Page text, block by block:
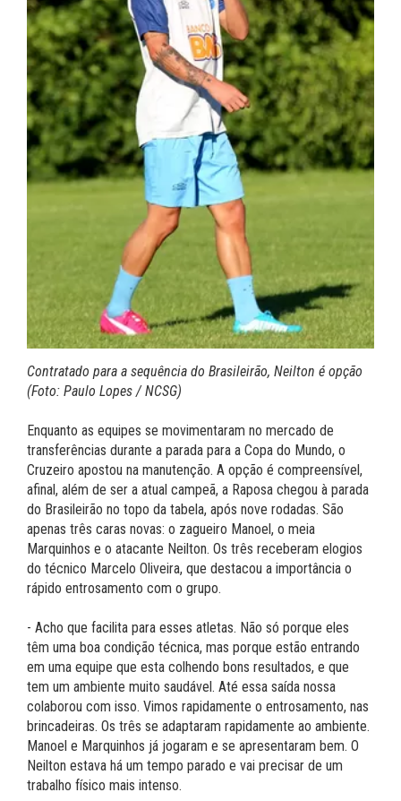
Contratado para a sequência do Brasileirão, Neilton é opção
(Foto: Paulo Lopes / NCSG)
Enquanto as equipes se movimentaram no mercado de
transferências durante a parada para a Copa do Mundo, o
Cruzeiro apostou na manutenção. A opção é compreensível,
afinal, além de ser a atual campeã, a Raposa chegou à parada
do Brasileirão no topo da tabela, após nove rodadas. São
apenas três caras novas: o zagueiro Manoel, o meia
Marquinhos e o atacante Neilton. Os três receberam elogios
do técnico Marcelo Oliveira, que destacou a importância o
rápido entrosamento com o grupo.
- Acho que facilita para esses atletas. Não só porque eles
têm uma boa condição técnica, mas porque estão entrando
em uma equipe que esta colhendo bons resultados, e que
tem um ambiente muito saudável. Até essa saída nossa
colaborou com isso. Vimos rapidamente o entrosamento, nas
brincadeiras. Os três se adaptaram rapidamente ao ambiente.
Manoel e Marquinhos já jogaram e se apresentaram bem. O
Neilton estava há um tempo parado e vai precisar de um
trabalho físico mais intenso.